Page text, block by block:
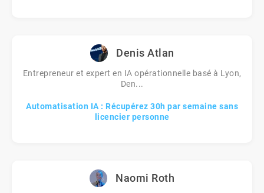
Denis Atlan
Entrepreneur et expert en IA opérationnelle basé à Lyon,
Den...
Automatisation IA : Récupérez 30h par semaine sans
licencier personne
Naomi Roth